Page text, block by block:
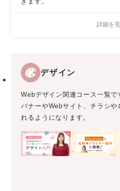
きます。
詳細を
デザイン
Webデザイン関連コース一覧
バナーやWebサイト、チラシ
れるようになります。